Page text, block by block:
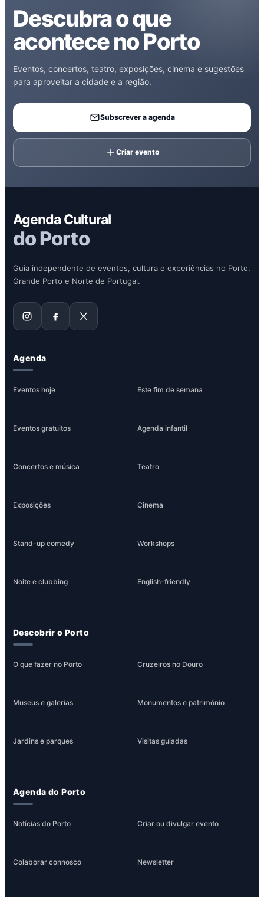
Descubra o que
acontece no Porto
Eventos, concertos, teatro, exposições, cinema e sugestões
para aproveitar a cidade e a região.
Subscrever a agenda
Criar evento
Agenda Cultural
do Porto
Guia independente de eventos, cultura e experiências no Porto,
Grande Porto e Norte de Portugal.
Agenda
Eventos hoje Este fim de semana
Eventos gratuitos Agenda infantil
Concertos e música Teatro
Exposições Cinema
Stand-up comedy Workshops
Noite e clubbing English-friendly
Descobrir o Porto
O que fazer no Porto Cruzeiros no Douro
Museus e galerias Monumentos e património
Jardins e parques Visitas guiadas
Agenda do Porto
Notícias do Porto Criar ou divulgar evento
Colaborar connosco Newsletter